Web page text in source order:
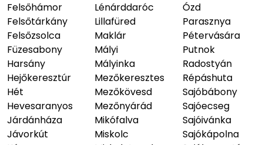
Felsőhámor
Felsőtárkány
Felsőzsolca
Füzesabony
Harsány
Hejőkeresztúr
Hét
Hevesaranyos
Járdánháza
Jávorkút
Lénárddaróc
Lillafüred
Maklár
Mályi
Mályinka
Mezőkeresztes
Mezőkövesd
Mezőnyárád
Mikófalva
Miskolc
Ózd
Parasznya
Pétervására
Putnok
Radostyán
Répáshuta
Sajóbábony
Sajóecseg
Sajóivánka
Sajókápolna